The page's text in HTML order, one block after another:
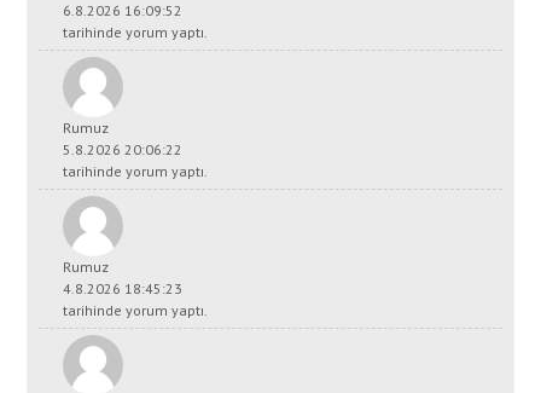
6.8.2026 16:09:52
tarihinde yorum yaptı.
Rumuz
5.8.2026 20:06:22
tarihinde yorum yaptı.
Rumuz
4.8.2026 18:45:23
tarihinde yorum yaptı.